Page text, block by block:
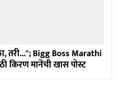
Bigg Boss Marathi
किरण मानेंची खास पोस्ट